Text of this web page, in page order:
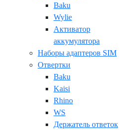
Baku
Wylie
Активатор
аккумулятора
Наборы адаптеров SIM
Отвертки
Baku
Kaisi
Rhino
WS
Держатель ответок